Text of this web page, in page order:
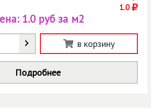
1.0
1.0 руб за м2
в корзину
Подробнее